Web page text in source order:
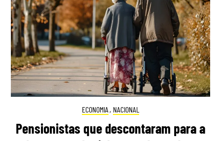
ECONOMIA , NACIONAL
Pensionistas que descontaram para a